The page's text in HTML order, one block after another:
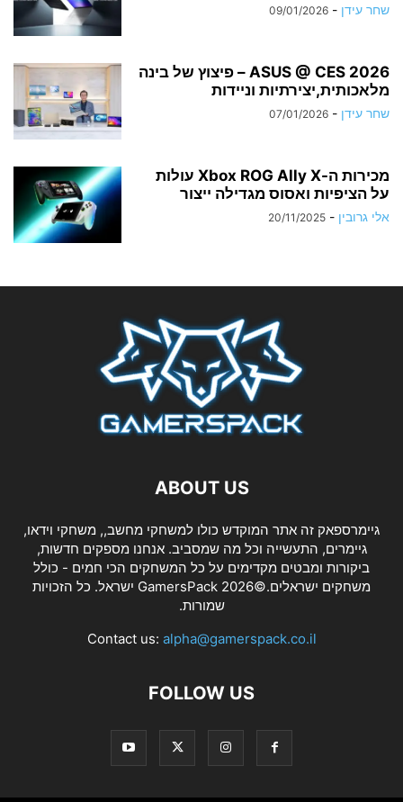
שחר עידן -
09/01/2026
ASUS @ CES 2026 – פיצוץ של בינה
מלאכותית,יצירתיות וניידות
שחר עידן -
07/01/2026
מכירות ה-Xbox ROG Ally X עולות
על הציפיות ואסוס מגדילה ייצור
אלי גרובין -
20/11/2025
ABOUT US
גיימרספאק זה אתר המוקדש כולו למשחקי מחשב,, משחקי וידאו,
גיימרים, התעשייה וכל מה שמסביב. אנחנו מספקים חדשות,
ביקורות ומבטים מקדימים על כל המשחקים הכי חמים - כולל
משחקים ישראלים.©2026 GamersPack ישראל. כל הזכויות
שמורות.
Contact us: alpha@gamerspack.co.il
FOLLOW US